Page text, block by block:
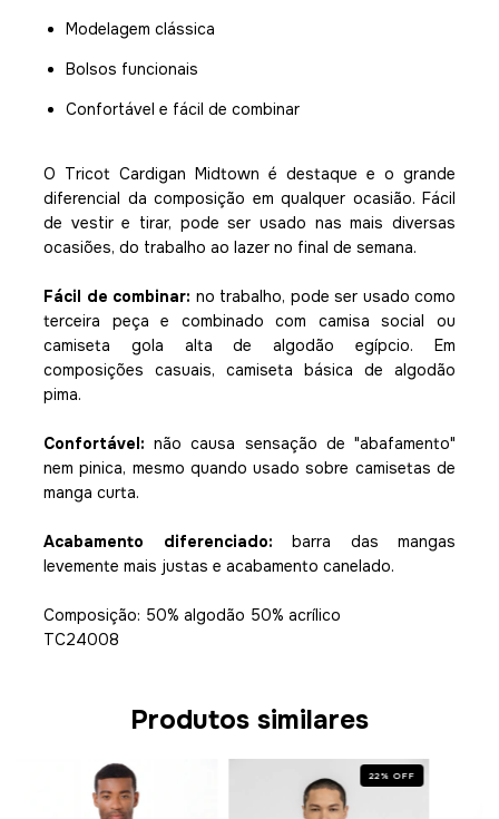
Modelagem clássica
Bolsos funcionais
Confortável e fácil de combinar
O Tricot Cardigan Midtown é destaque e o grande
diferencial da composição em qualquer ocasião. Fácil
de vestir e tirar, pode ser usado nas mais diversas
ocasiões, do trabalho ao lazer no final de semana.
Fácil de combinar: no trabalho, pode ser usado como
terceira peça e combinado com camisa social ou
camiseta gola alta de algodão egípcio. Em
composições casuais, camiseta básica de algodão
pima.
Confortável: não causa sensação de "abafamento"
nem pinica, mesmo quando usado sobre camisetas de
manga curta.
Acabamento diferenciado: barra das mangas
levemente mais justas e acabamento canelado.
Composição: 50% algodão 50% acrílico
TC24008
Produtos similares
22%OFF